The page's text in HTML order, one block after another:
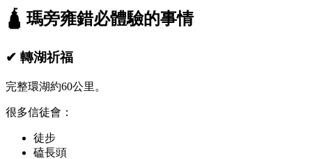
🛕 瑪旁雍錯必體驗的事情
✔ 轉湖祈福
完整環湖約60公里。
很多信徒會：
徒步
磕長頭